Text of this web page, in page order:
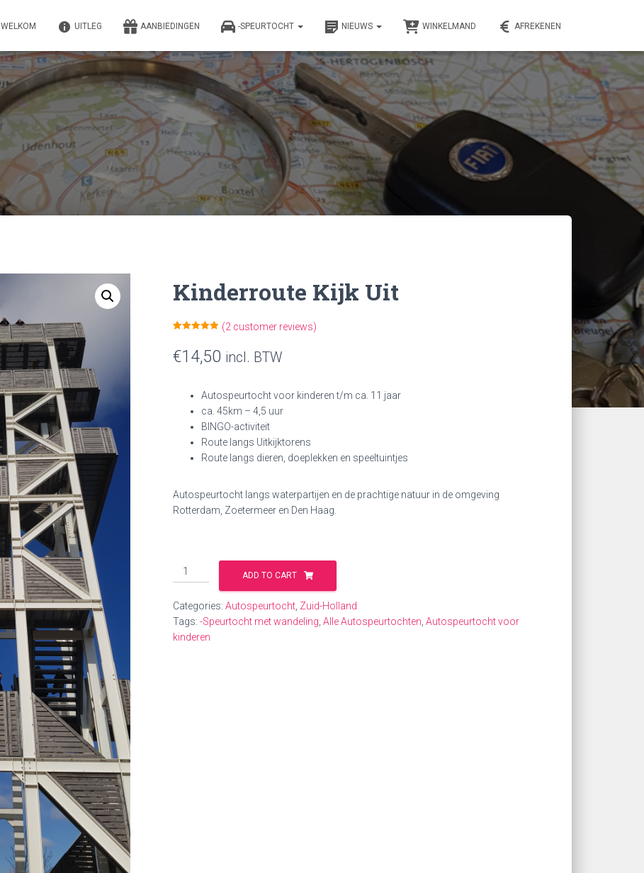
WELKOM UITLEG AANBIEDINGEN -SPEURTOCHT NIEUWS WINKELMAND AFREKENEN
Kinderroute Kijk Uit
based on
customer
(2 customer reviews)
€14,50 incl. BTW
Autospeurtocht voor kinderen t/m ca. 11 jaar
ca. 45km – 4,5 uur
BINGO-activiteit
Route langs Uitkijktorens
Route langs dieren, doeplekken en speeltuintjes
Autospeurtocht langs waterpartijen en de prachtige natuur in de omgeving
Rotterdam, Zoetermeer en Den Haag.
Kinderroute
Kijk
quantity
ADD TO CART
Categories: Autospeurtocht, Zuid-Holland
Tags: -Speurtocht met wandeling, Alle Autospeurtochten, Autospeurtocht voor
kinderen